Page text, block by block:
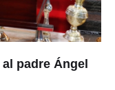
padre Ángel